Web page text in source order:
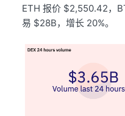
ETH 报价 $2,550.42，
易 $28B，增长 20%。